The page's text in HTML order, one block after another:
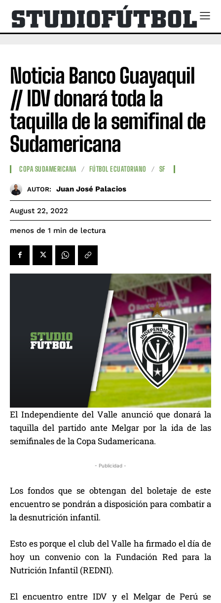
Noticia Banco Guayaquil
// IDV donará toda la
taquilla de la semifinal de
Sudamericana
COPA SUDAMERICANA FÚTBOL ECUATORIANO SF
AUTOR: Juan José Palacios
August 22, 2022
menos de 1 min de lectura
El Independiente del Valle anunció que donará la
taquilla del partido ante Melgar por la ida de las
semifinales de la Copa Sudamericana.
- Publicidad -
Los fondos que se obtengan del boletaje de este
encuentro se pondrán a disposición para combatir a
la desnutrición infantil.
Esto es porque el club del Valle ha firmado el día de
hoy un convenio con la Fundación Red para la
Nutrición Infantil (REDNI).
El encuentro entre IDV y el Melgar de Perú se